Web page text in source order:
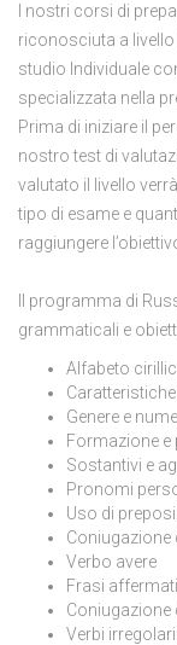
I nostri corsi di
riconosciuta a
studio Individuale
specializzata nella
Prima di iniziare il
nostro test di
valutato il livello
tipo di esame e
raggiungere
Il programma di
grammaticali e
Alfabeto
Genere e
Formazione e
Sostantivi e
Pronomi
Uso di
Coniugazione
Verbo avere
Frasi
Coniugazione
Verbi